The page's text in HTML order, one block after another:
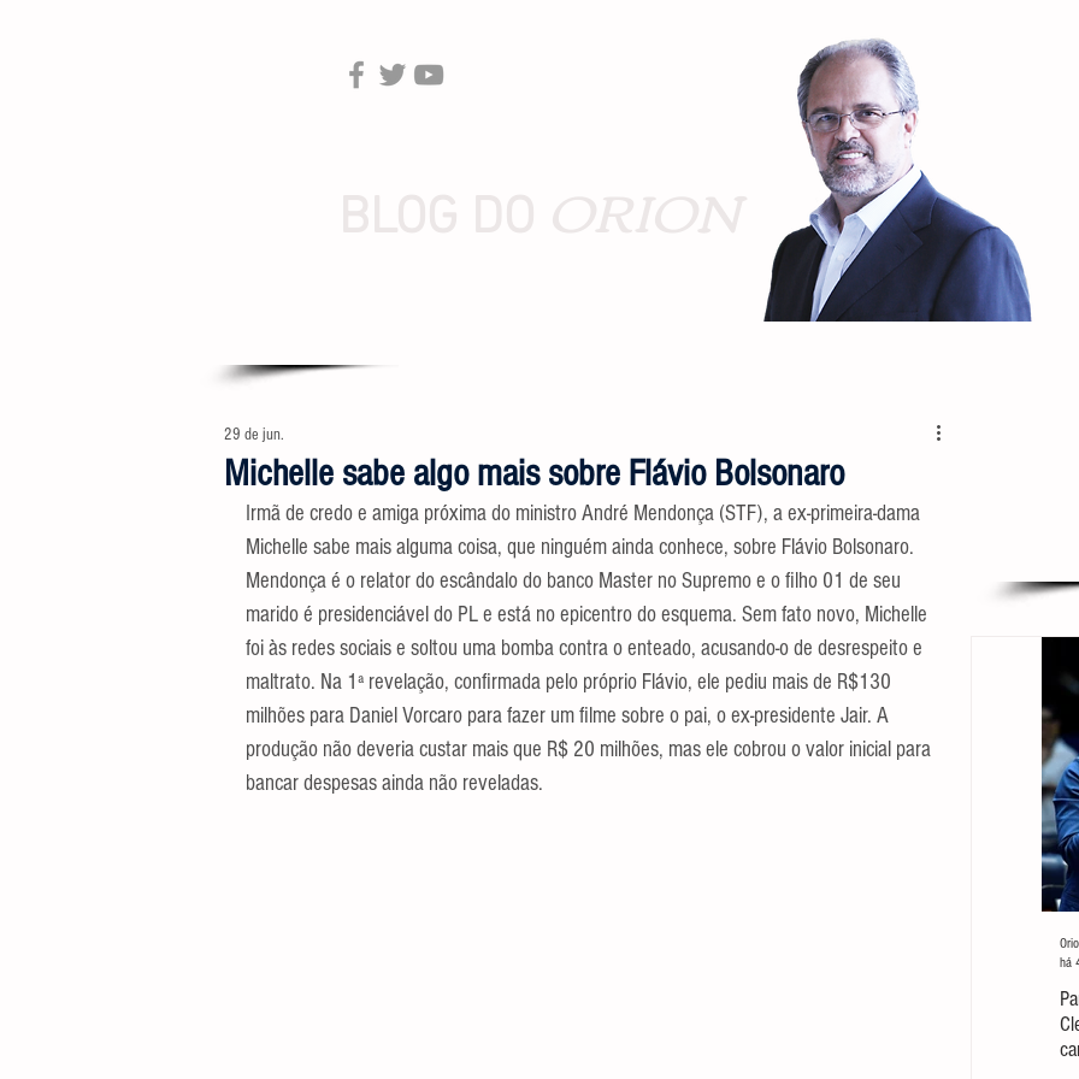
Michelle sabe algo mais sobre Flávio Bolsonaro
29 de jun.
Irmã de credo e amiga próxima do ministro André Mendonça (STF), a ex-primeira-dama
Michelle sabe mais alguma coisa, que ninguém ainda conhece, sobre Flávio Bolsonaro.
Mendonça é o relator do escândalo do banco Master no Supremo e o filho 01 de seu
marido é presidenciável do PL e está no epicentro do esquema. Sem fato novo, Michelle
foi às redes sociais e soltou uma bomba contra o enteado, acusando-o de desrespeito e
maltrato. Na 1ª revelação, confirmada pelo próprio Flávio, ele pediu mais de R$130
milhões para Daniel Vorcaro para fazer um filme sobre o pai, o ex-presidente Jair. A
produção não deveria custar mais que R$ 20 milhões, mas ele cobrou o valor inicial para
bancar despesas ainda não reveladas.
há